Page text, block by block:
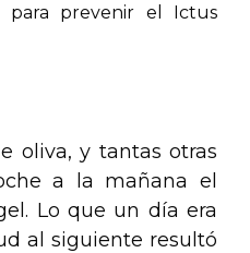
prevenir el Ictus
oliva, y tantas otras
a la mañana el
Lo que un día era
al siguiente resultó